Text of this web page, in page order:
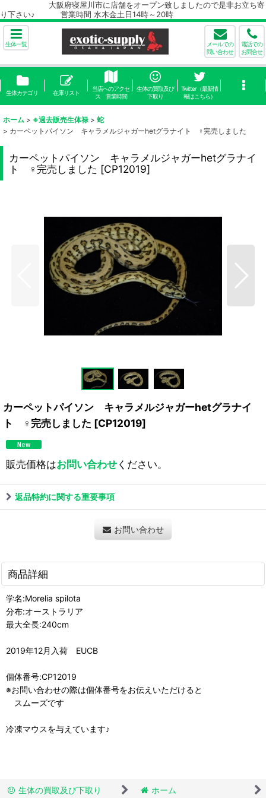
大阪府寝屋川市に店舗をオープン致しましたので是非お立ち寄
り下さい♪ 営業時間 水木金土日14時～20時
生体一覧
メールでの
問い合わせ
電話での
お問合せ
生体カテゴリ 在庫リスト
当店へのアクセ
ス 営業時間
生体の買取及び
下取り
Twitter（最新情
報はこちら）
ホーム > ※過去販売生体禄 > 蛇
> カーペットパイソン キャラメルジャガーhetグラナイト ♀完売しました
カーペットパイソン キャラメルジャガーhetグラナイ
ト ♀完売しました [CP12019]
カーペットパイソン キャラメルジャガーhetグラナイ
ト ♀完売しました [CP12019]
販売価格はお問い合わせください。
返品特約に関する重要事項
お問い合わせ
商品詳細
学名:Morelia spilota
分布:オーストラリア
最大全長:240cm
2019年12月入荷 EUCB
個体番号:CP12019
※お問い合わせの際は個体番号をお伝えいただけると
スムーズです
冷凍マウスを与えています♪
生体の買取及び下取り ホーム